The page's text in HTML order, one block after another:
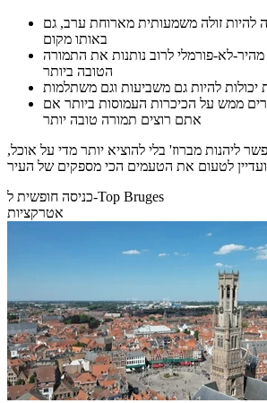
להיות זולה משמעותית מארוחת ערב, גם
באותו מקום
לא-פורמלי לרוב נותנות את התמורה
הטובה ביותר
יכולות להיות גם משביעות וגם משתלמות
ממש על הכיכרות העמוסות ביותר אם
אתם רוצים תמורה טובה יותר
ליהנות מברוז' בלי להוציא יותר מדי על אוכל,
כניסה חופשית ל-Top Bruges
אטרקציות